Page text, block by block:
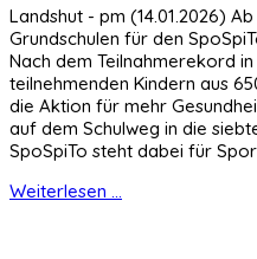
Landshut - pm (14.01.2026)
Grundschulen für den
Nach dem Teilnahmerekord
teilnehmenden Kindern aus
die Aktion für mehr
auf dem Schulweg in die
SpoSpiTo steht dabei für
Weiterlesen ...